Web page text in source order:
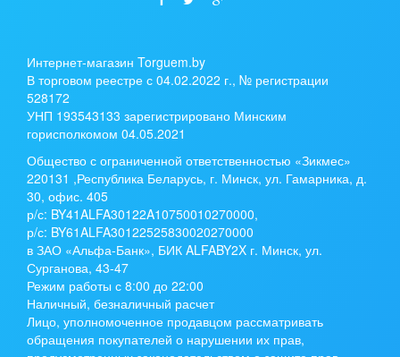
Интернет-магазин Torguem.by
В торговом реестре с 04.02.2022 г., № регистрации
528172
УНП 193543133 зарегистрировано Минским
горисполкомом 04.05.2021
Общество с ограниченной ответственностью «Зикмес»
220131 ,Республика Беларусь, г. Минск, ул. Гамарника, д.
30, офис. 405
р/с: BY41ALFA30122A10750010270000,
р/с: BY61ALFA30122525830020270000
в ЗАО «Альфа-Банк», БИК ALFABY2X г. Минск, ул.
Сурганова, 43-47
Режим работы с 8:00 до 22:00
Наличный, безналичный расчет
Лицо, уполномоченное продавцом рассматривать
обращения покупателей о нарушении их прав,